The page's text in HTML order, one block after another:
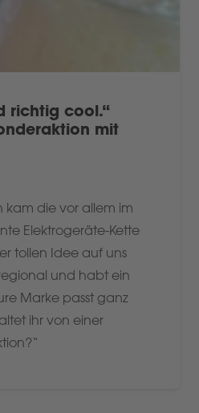
richtig cool.“
mit
kam die vor allem im
Elektrogeräte-Kette
tollen Idee auf uns
und habt ein
Marke passt ganz
ihr von einer